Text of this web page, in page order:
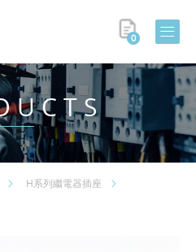
0
H系列繼電器插座